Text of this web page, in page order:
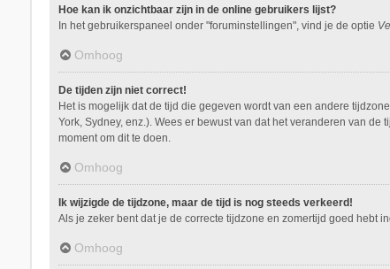
Hoe kan ik onzichtbaar zijn in de online gebruikers lijst?
In het gebruikerspaneel onder "foruminstellingen", vind je de optie
Omhoog
De tijden zijn niet correct!
Het is mogelijk dat de tijd die gegeven wordt van een andere
York, Sydney, enz.). Wees er bewust van dat het veranderen van
moment om dit te doen.
Omhoog
Ik wijzigde de tijdzone, maar de tijd is nog steeds verkeerd!
Als je zeker bent dat je de correcte tijdzone en zomertijd goed hebt
Omhoog